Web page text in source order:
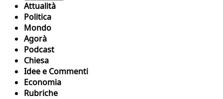
Attualità
Politica
Mondo
Agorà
Podcast
Chiesa
Idee e Commenti
Economia
Rubriche